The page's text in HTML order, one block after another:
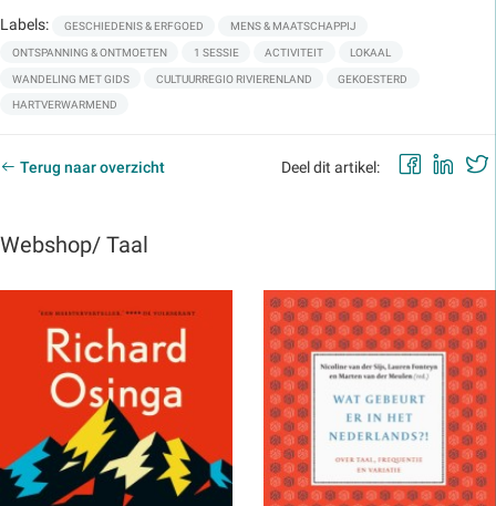
Labels: GESCHIEDENIS & ERFGOED MENS & MAATSCHAPPIJ
ONTSPANNING & ONTMOETEN 1 SESSIE ACTIVITEIT LOKAAL
WANDELING MET GIDS CULTUURREGIO RIVIERENLAND GEKOESTERD
HARTVERWARMEND
Terug naar overzicht Deel dit artikel:
Webshop/ Taal